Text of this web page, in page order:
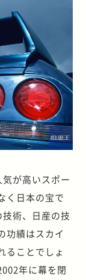
が高いスポー
く日本の宝で
術、日産の技
功績はスカイ
ることでしょ
年に幕を閉